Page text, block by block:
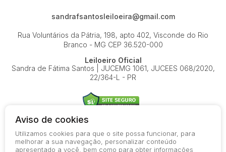
sandrafsantosleiloeira@gmail.com
Rua Voluntários da Pátria, 198, apto 402, Visconde do Rio
Branco - MG CEP 36.520-000
Leiloeiro Oficial
Sandra de Fátima Santos | JUCEMG 1061, JUCEES 068/2020,
22/364-L - PR
© 2026-present - Todos os direitos reservados
Aviso de cookies
Utilizamos cookies para que o site possa funcionar, para
melhorar a sua navegação, personalizar conteúdo
apresentado a você, bem como para obter informações